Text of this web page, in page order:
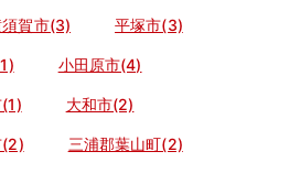
賀市(3) 平塚市(3)
小田原市(4)
大和市(2)
(2) 三浦郡葉山町(2)